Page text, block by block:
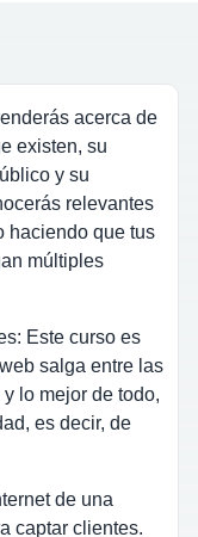
acerca de
existen, su
y su
relevantes
haciendo que tus
múltiples
Este curso es
salga entre las
lo mejor de todo,
es decir, de
de una
captar clientes.